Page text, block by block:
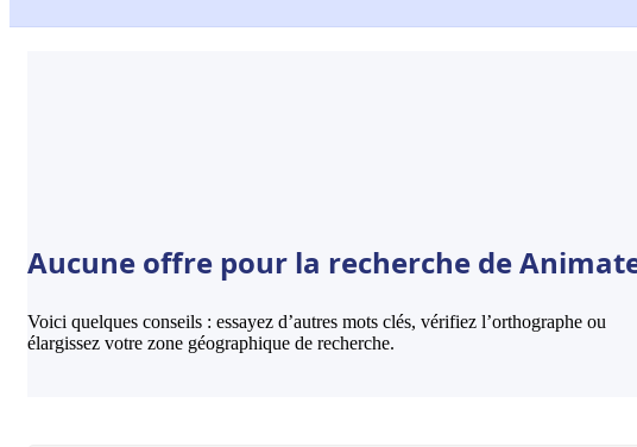
Aucune offre pour la recherche de
Voici quelques conseils : essayez d’autres mots clés, vérifiez l’orthographe ou
élargissez votre zone géographique de recherche.